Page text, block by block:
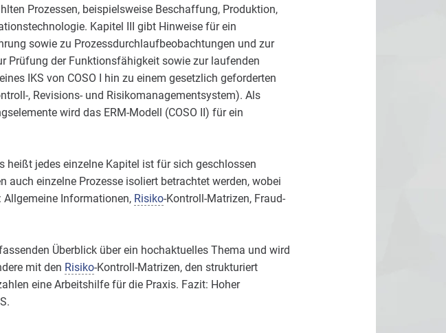
Prozessen, beispielsweise Beschaffung, Produktion,
Kapitel III gibt Hinweise für ein
sowie zu Prozessdurchlaufbeobachtungen und zur
Prüfung der Funktionsfähigkeit sowie zur laufenden
IKS von COSO I hin zu einem gesetzlich geforderten
, Revisions- und Risikomanagementsystem). Als
wird das ERM-Modell (COSO II) für ein
heißt jedes einzelne Kapitel ist für sich geschlossen
einzelne Prozesse isoliert betrachtet werden, wobei
Allgemeine Informationen, Risiko-Kontroll-Matrizen, Fraud-
Überblick über ein hochaktuelles Thema und wird
mit den Risiko-Kontroll-Matrizen, den strukturiert
eine Arbeitshilfe für die Praxis. Fazit: Hoher